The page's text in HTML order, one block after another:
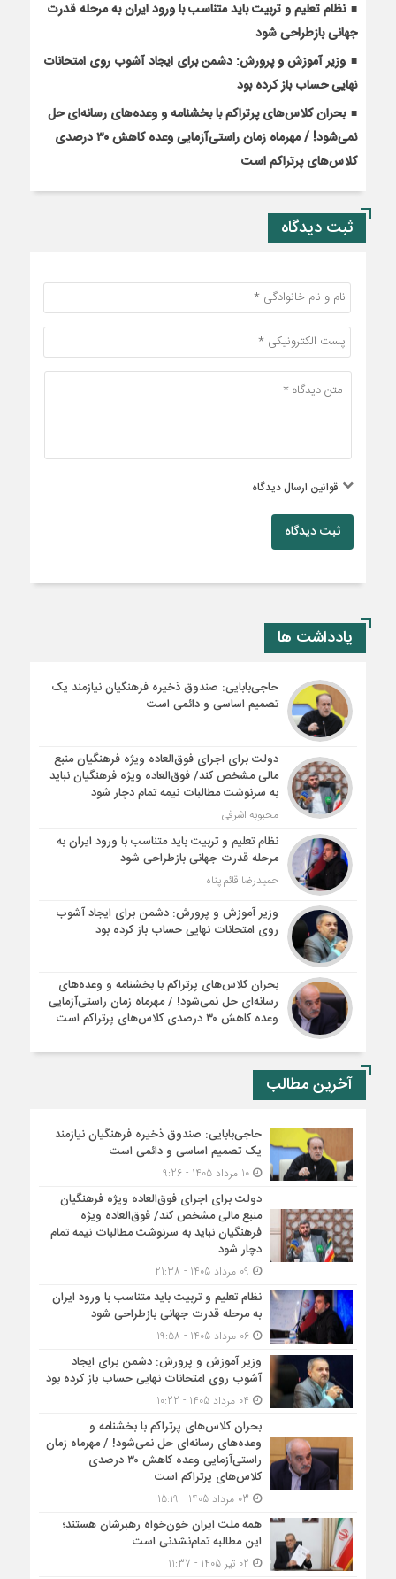
نظام تعلیم و تربیت باید متناسب با ورود ایران به مرحله قدرت
جهانی بازطراحی شود
وزیر آموزش و پرورش: دشمن برای ایجاد آشوب روی امتحانات
نهایی حساب باز کرده بود
بحران کلاس‌های پرتراکم با بخشنامه و وعده‌های رسانه‌ای حل
نمی‌شود! / مهرماه زمان راستی‌آزمایی وعده کاهش ۳۰ درصدی
کلاس‌های پرتراکم است
ثبت دیدگاه
قوانین ارسال دیدگاه
ثبت دیدگاه
یادداشت ها
حاجی‌بابایی: صندوق ذخیره فرهنگیان نیازمند یک
تصمیم اساسی و دائمی است
دولت برای اجرای فوق‌العاده ویژه فرهنگیان منبع
مالی مشخص کند/ فوق‌العاده ویژه فرهنگیان نباید
به سرنوشت مطالبات نیمه‌ تمام دچار شود
محبوبه اشرفی
نظام تعلیم و تربیت باید متناسب با ورود ایران به
مرحله قدرت جهانی بازطراحی شود
حمیدرضا قائم پناه
وزیر آموزش و پرورش: دشمن برای ایجاد آشوب
روی امتحانات نهایی حساب باز کرده بود
بحران کلاس‌های پرتراکم با بخشنامه و وعده‌های
رسانه‌ای حل نمی‌شود! / مهرماه زمان راستی‌آزمایی
وعده کاهش ۳۰ درصدی کلاس‌های پرتراکم است
آخرین مطالب
حاجی‌بابایی: صندوق ذخیره فرهنگیان نیازمند
یک تصمیم اساسی و دائمی است
10 مرداد 1405 - 9:26
دولت برای اجرای فوق‌العاده ویژه فرهنگیان
منبع مالی مشخص کند/ فوق‌العاده ویژه
فرهنگیان نباید به سرنوشت مطالبات نیمه‌ تمام
دچار شود
نظام تعلیم و تربیت باید متناسب با ورود ایران
به مرحله قدرت جهانی بازطراحی شود
06 مرداد 1405 - 19:58
وزیر آموزش و پرورش: دشمن برای ایجاد
آشوب روی امتحانات نهایی حساب باز کرده بود
بحران کلاس‌های پرتراکم با بخشنامه و
وعده‌های رسانه‌ای حل نمی‌شود! / مهرماه زمان
راستی‌آزمایی وعده کاهش ۳۰ درصدی
کلاس‌های پرتراکم است
همه ملت ایران خون‌خواه رهبرشان هستند؛
این مطالبه تمام‌نشدنی است